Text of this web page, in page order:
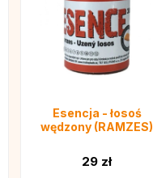
Esencja - łosoś
wędzony (RAMZES)
29 zł